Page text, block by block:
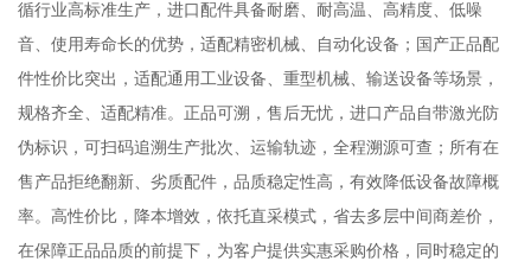
循行业高标准生产，进口配件具备耐磨、耐高温、高精度、低噪
音、使用寿命长的优势，适配精密机械、自动化设备；国产正品配
件性价比突出，适配通用工业设备、重型机械、输送设备等场景，
规格齐全、适配精准。正品可溯，售后无忧，进口产品自带激光防
伪标识，可扫码追溯生产批次、运输轨迹，全程溯源可查；所有在
售产品拒绝翻新、劣质配件，品质稳定性高，有效降低设备故障概
率。高性价比，降本增效，依托直采模式，省去多层中间商差价，
在保障正品品质的前提下，为客户提供实惠采购价格，同时稳定的